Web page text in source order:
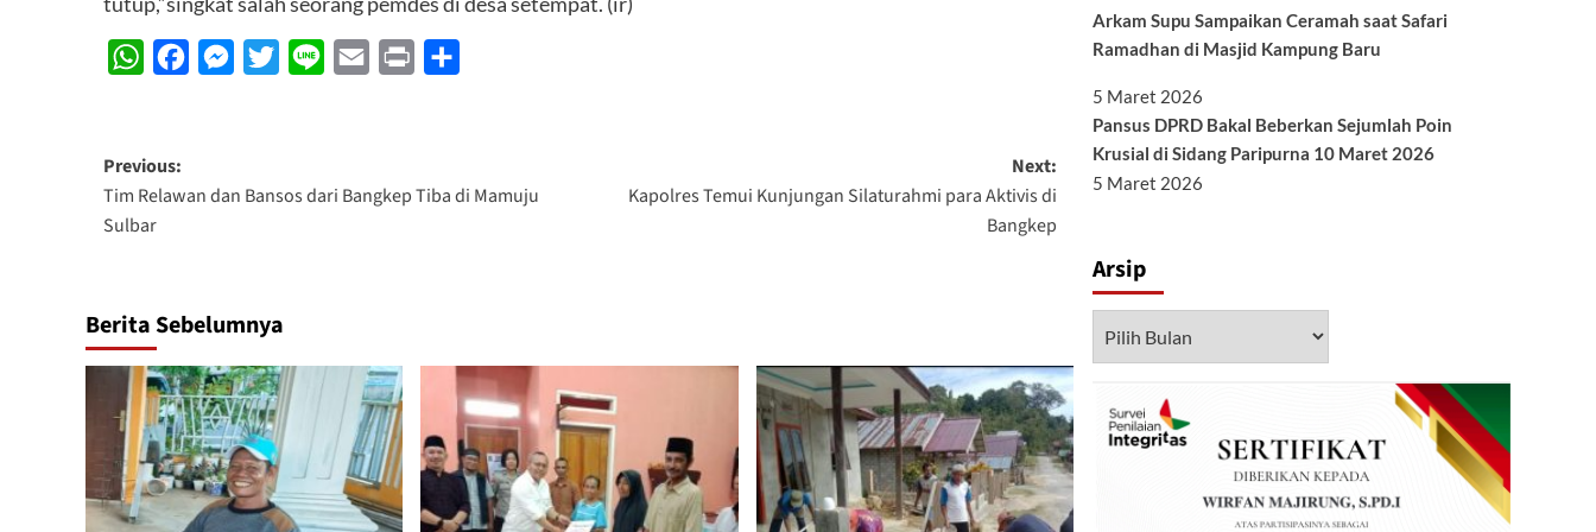
WhatsAppFacebookMessenger
Twitter Line Email Print
Post
navigation
Previous:
Tim Relawan dan Bansos dari Bangkep Tiba di Mamuju
Sulbar
Next:
Kapolres Temui Kunjungan Silaturahmi para Aktivis di
Bangkep
Berita Sebelumnya
Arkam Supu Sampaikan Ceramah saat Safari
Ramadhan di Masjid Kampung Baru
5 Maret 2026
Pansus DPRD Bakal Beberkan Sejumlah Poin
Krusial di Sidang Paripurna 10 Maret 2026
5 Maret 2026
Arsip